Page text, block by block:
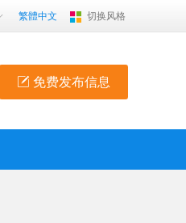
繁體中文 切换风格
免费发布信息